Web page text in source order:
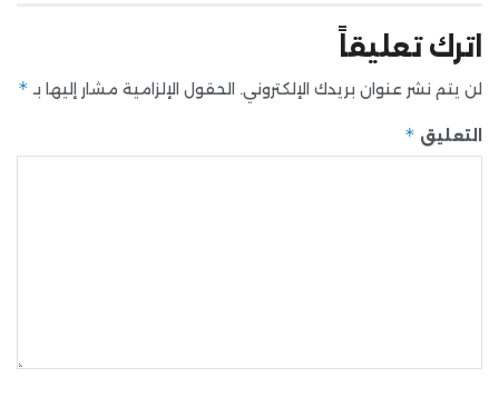
اترك تعليقاً
لن يتم نشر عنوان بريدك الإلكتروني. الحقول الإلزامية مشار إليها بـ *
التعليق *